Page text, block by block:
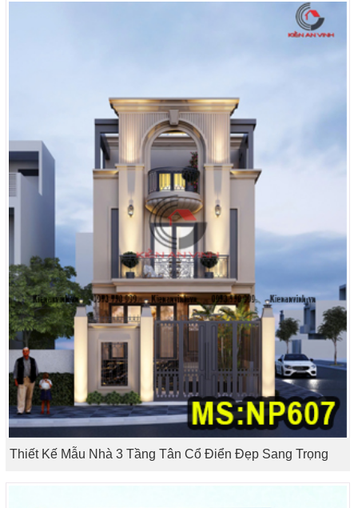
Thiết Kế Mẫu Nhà 3 Tầng Tân Cổ Điển Đẹp Sang Trọng